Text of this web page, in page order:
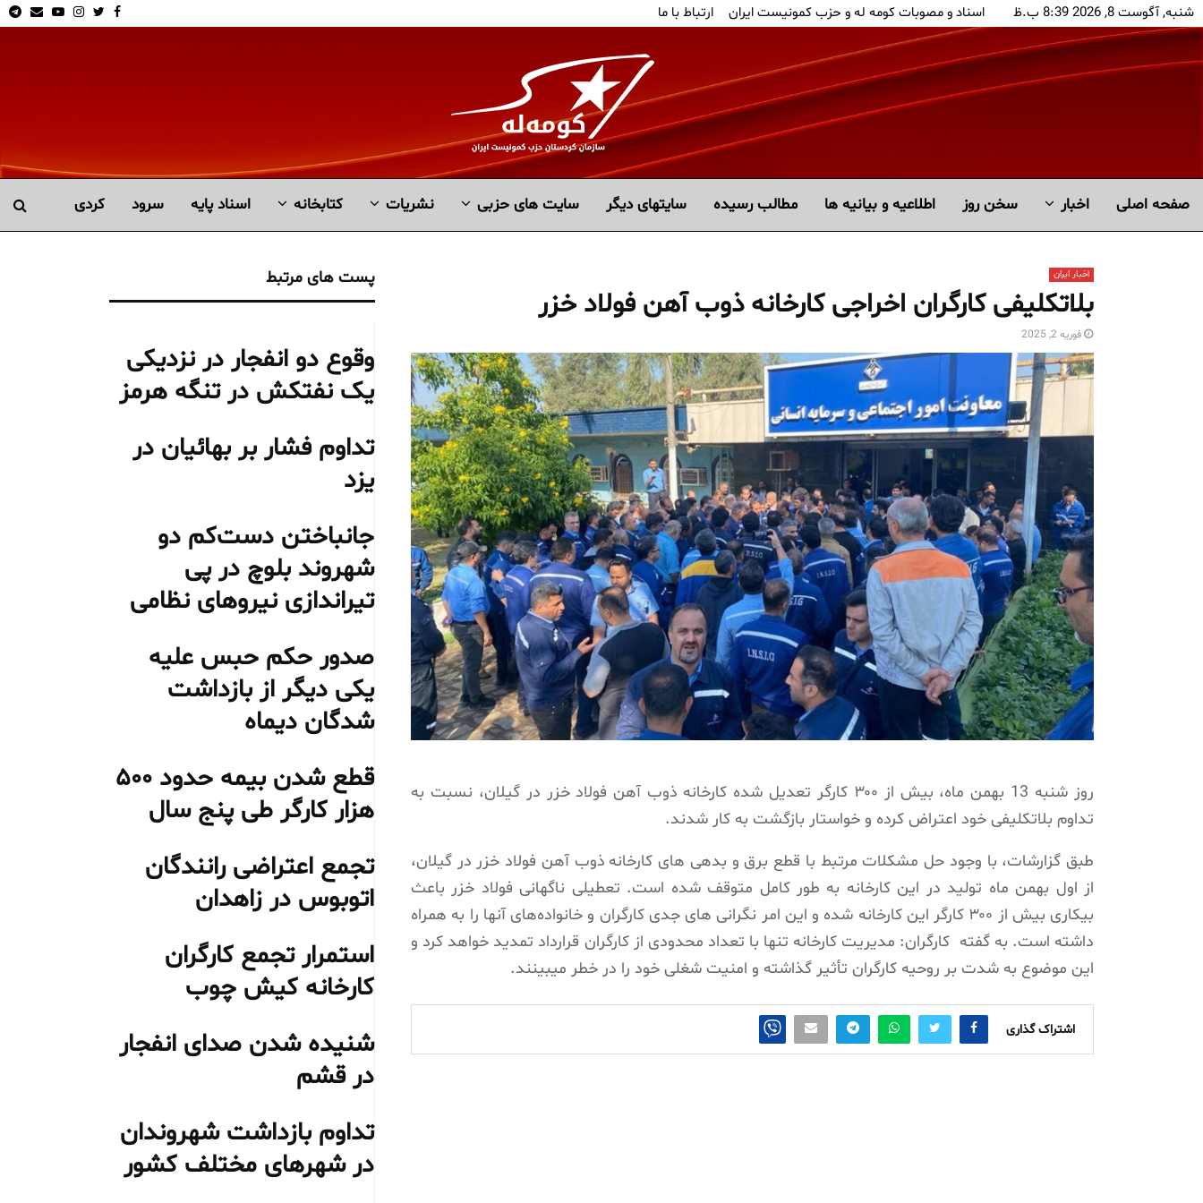
شنبه, آگوست 8, 2026 8:39 ب.ظ اسناد و مصوبات کومه له و حزب کمونیست ایران ارتباط با ما Facebook
Twitter
Instagram
Youtube
Email
صفحه اصلی اخبار سخن روز اطلاعیه و بیانیه ها مطالب رسیده سايتهاى ديگر سایت های حزبی نشریات کتابخانە اسناد پایه سرود کردی
اخبار ایران
بلاتکلیفی کارگران اخراجی کارخانه ذوب آهن فولاد خزر
فوریه 2, 2025
روز شنبه 13 بهمن ماه، بیش از ۳۰۰ کارگر تعدیل شده کارخانه ذوب آهن فولاد خزر در گیلان، نسبت به
تداوم بلاتکلیفی خود اعتراض کرده و خواستار بازگشت به کار شدند.
طبق گزارشات، با وجود حل مشکلات مرتبط با قطع برق و بدهی‌ های کارخانه ذوب آهن فولاد خزر در گیلان،
از اول بهمن‌ ماه تولید در این کارخانه به‌ طور کامل متوقف شده است. تعطیلی ناگهانی فولاد خزر باعث
بیکاری بیش از ۳۰۰ کارگر این کارخانه شده و این امر نگرانی‌ های جدی کارگران و خانواده‌های آنها را به همراه
داشته است. به گفته کارگران: مدیریت کارخانه تنها با تعداد محدودی از کارگران قرارداد تمدید خواهد کرد و
این موضوع به شدت بر روحیه کارگران تأثیر گذاشته و امنیت شغلی خود را در خطر میبینند.
اشتراک گذاری
پست های مرتبط
وقوع دو انفجار در نزدیکی
یک نفتکش در تنگه هرمز
تداوم فشار بر بهائیان در
یزد
جانباختن دست‌کم دو
شهروند بلوچ در پی
تیراندازی نیروهای نظامی
صدور حکم حبس علیه
یکی دیگر از بازداشت
شدگان دیماه
قطع شدن بیمه حدود ۵۰۰
هزار کارگر طی پنج سال
تجمع اعتراضی رانندگان
اتوبوس در زاهدان
استمرار تجمع کارگران
کارخانه کیش چوب
شنیده شدن صدای انفجار
در قشم
تداوم بازداشت شهروندان
در شهرهای مختلف کشور